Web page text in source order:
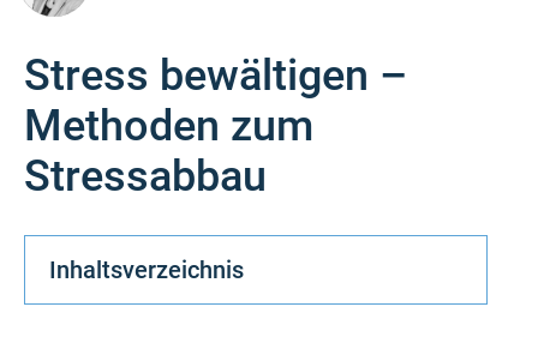
Stress bewältigen –
Methoden zum
Stressabbau
Inhaltsverzeichnis